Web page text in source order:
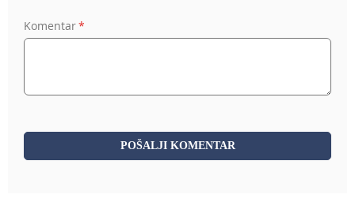
Komentar
POŠALJI KOMENTAR